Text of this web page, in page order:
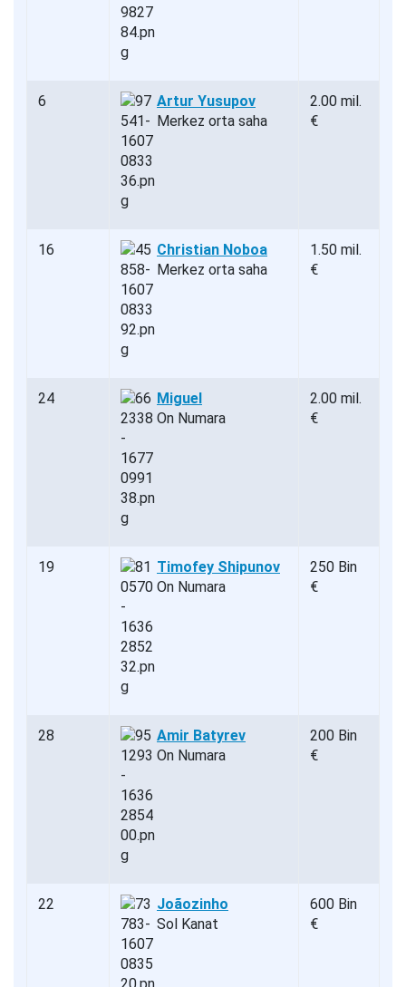
6
Artur Yusupov
Merkez orta saha
2.00 mil.
€
16
Christian Noboa
Merkez orta saha
1.50 mil.
€
24
Miguel
On Numara
2.00 mil.
€
19
Timofey Shipunov
On Numara
250 Bin
€
28
Amir Batyrev
On Numara
200 Bin
€
22
Joãozinho
Sol Kanat
600 Bin
€